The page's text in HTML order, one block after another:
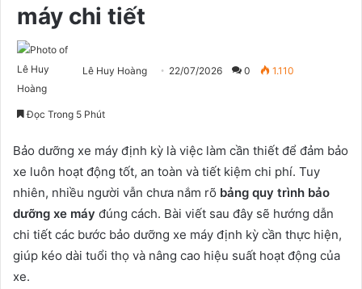
máy chi tiết
Lê Huy Hoàng 22/07/2026 0 1.110
Đọc Trong 5 Phút
Bảo dưỡng xe máy định kỳ là việc làm cần thiết để đảm bảo
xe luôn hoạt động tốt, an toàn và tiết kiệm chi phí. Tuy
nhiên, nhiều người vẫn chưa nắm rõ bảng quy trình bảo
dưỡng xe máy đúng cách. Bài viết sau đây sẽ hướng dẫn
chi tiết các bước bảo dưỡng xe máy định kỳ cần thực hiện,
giúp kéo dài tuổi thọ và nâng cao hiệu suất hoạt động của
xe.